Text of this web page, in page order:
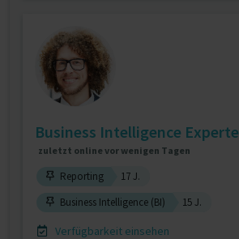
Business Intelligence Experte
zuletzt online vor wenigen Tagen
Reporting
17 J.
Business Intelligence (BI)
15 J.
Verfügbarkeit einsehen